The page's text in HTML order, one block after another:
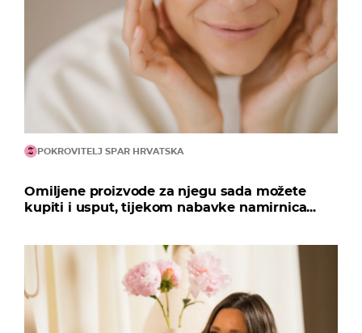
POKROVITELJ SPAR HRVATSKA
Omiljene proizvode za njegu sada možete
kupiti i usput, tijekom nabavke namirnica...